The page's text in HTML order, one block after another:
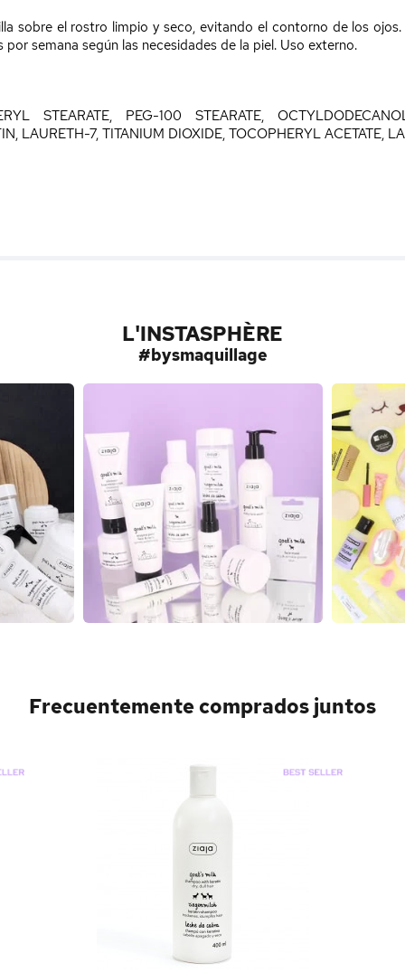
sobre el rostro limpio y seco, evitando el contorno de los
semana según las necesidades de la piel. Uso externo.
STEARATE, PEG-100 STEARATE,
LAURETH-7, TITANIUM DIOXIDE, TOCOPHERYL ACETATE,
L'INSTASPHÈRE
#bysmaquillage
Frecuentemente comprados juntos